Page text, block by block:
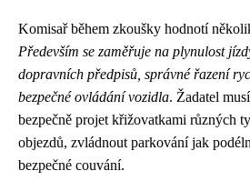
Komisař během zkoušky hodnotí
Především se zaměřuje na plynulost
dopravních předpisů, správné řazení
bezpečné ovládání vozidla. Žadatel
bezpečně projet křižovatkami různých
objezdů, zvládnout parkování jak
bezpečné couvání.